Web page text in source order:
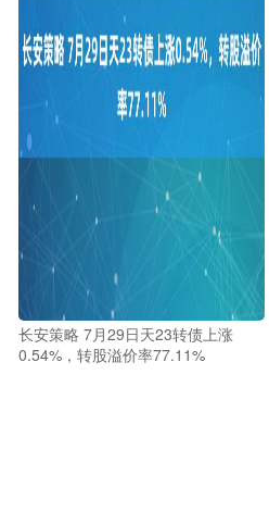
长安策略 7月29日天23转债上涨
0.54%，转股溢价率77.11%